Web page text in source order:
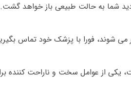
شما به حالت طبیعی باز خواهد گشت.
شوند، فورا با پزشک خود تماس
است، یکی از عوامل سخت و ناراحت کننده